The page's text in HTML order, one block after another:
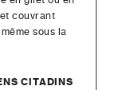
couvrant
sous la
CITADINS